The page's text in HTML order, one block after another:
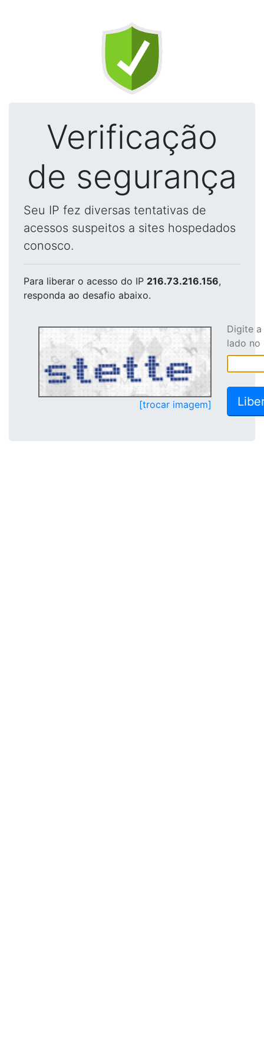
Verificação
de segurança
Seu IP fez diversas tentativas de
acessos suspeitos a sites hospedados
conosco.
Para liberar o acesso do IP 216.73.216.156,
responda ao desafio abaixo.
[trocar imagem]
Digite
lado no